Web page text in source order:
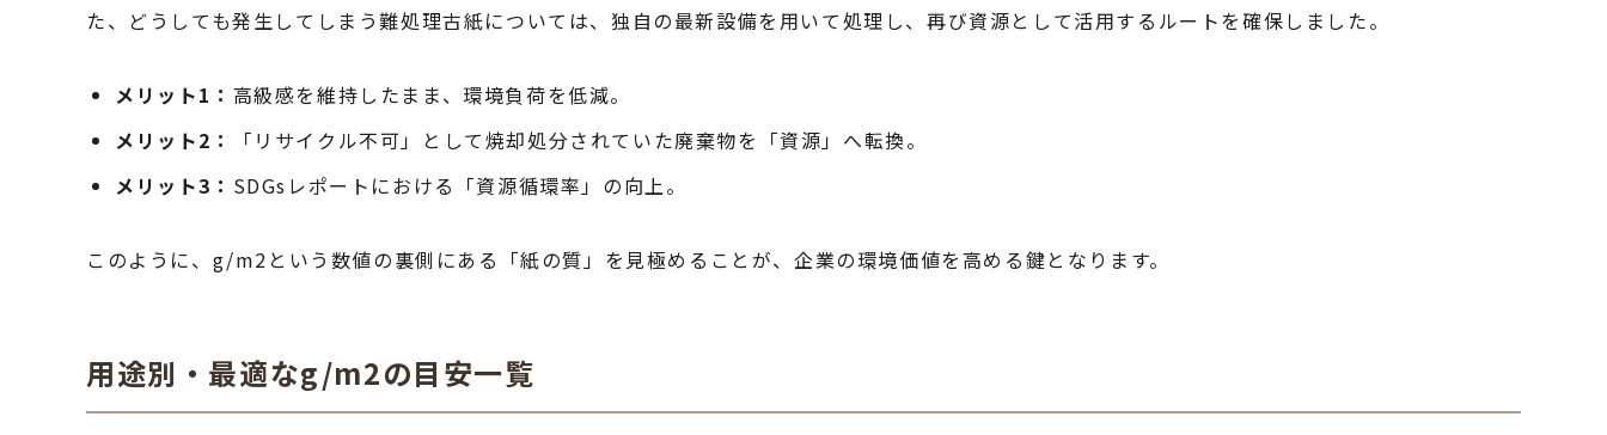
た、どうしても発生してしまう難処理古紙については、独自の最新設備を用いて処理し、再び資源として活用するルートを確保しました。
メリット1： 高級感を維持したまま、環境負荷を低減。
メリット2：
「リサイクル不可」として焼却処分されていた廃棄物を「資源」へ転換。
メリット3： SDGsレポートにおける「資源循環率」の向上。
このように、g/m2という数値の裏側にある「紙の質」を見極めることが、企業の環境価値を高める鍵となります。
用途別・最適なg/m2の目安一覧